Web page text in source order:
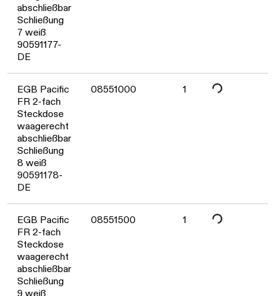
abschließbar
Schließung
7 weiß
90591177-
DE
EGB Pacific
FR 2-fach
Steckdose
waagerecht
abschließbar
Schließung
8 weiß
90591178-
DE
08551000 1
EGB Pacific
FR 2-fach
Steckdose
waagerecht
abschließbar
Schließung
9 weiß
08551500 1